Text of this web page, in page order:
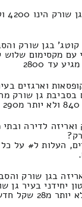
בגן שורק
עם מקסימום שלוש
וארגזים
לדירה
בגן שורק
יחידני בעיר גן